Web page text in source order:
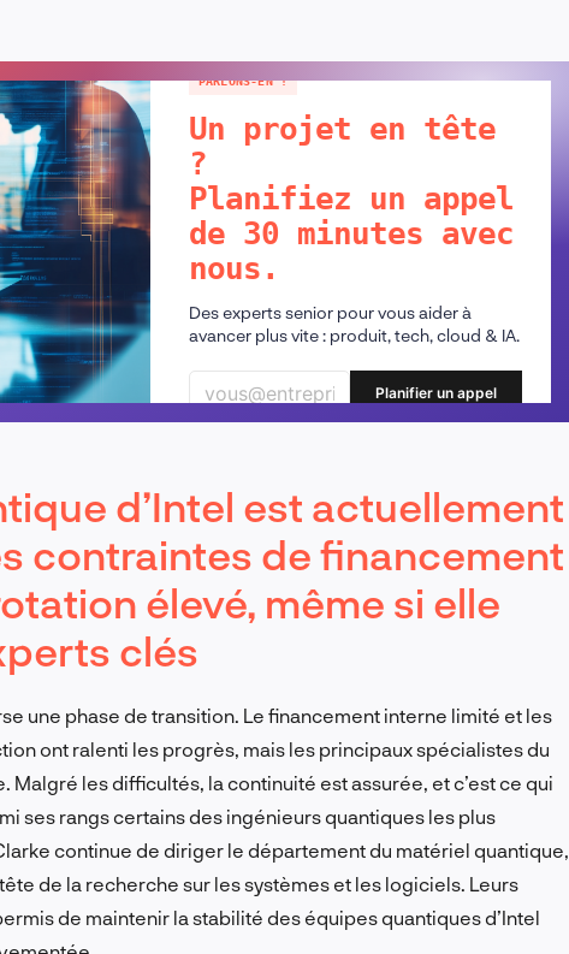
PARLONS-EN !
Un projet en tête
?
Planifiez un appel
de 30 minutes avec
nous.
Des experts senior pour vous aider à
avancer plus vite : produit, tech, cloud & IA.
Planifier un appel
d’Intel est actuellement
contraintes de financement
élevé, même si elle
clés
une phase de transition. Le financement interne limité et les
ont ralenti les progrès, mais les principaux spécialistes du
les difficultés, la continuité est assurée, et c’est ce qui
ses rangs certains des ingénieurs quantiques les plus
continue de diriger le département du matériel quantique,
de la recherche sur les systèmes et les logiciels. Leurs
de maintenir la stabilité des équipes quantiques d’Intel